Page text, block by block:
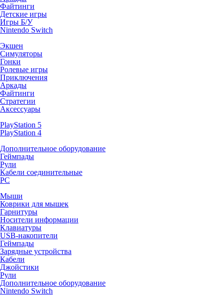
Файтинги
Детские игры
Игры Б/У
Nintendo Switch
Экшен
Симуляторы
Гонки
Ролевые игры
Приключения
Аркады
Файтинги
Стратегии
Аксессуары
PlayStation 5
PlayStation 4
Дополнительное оборудование
Геймпады
Рули
Кабели соединительные
PC
Мыши
Коврики для мышек
Гарнитуры
Носители информации
Клавиатуры
USB-накопители
Геймпады
Зарядные устройства
Кабели
Джойстики
Рули
Дополнительное оборудование
Nintendo Switch